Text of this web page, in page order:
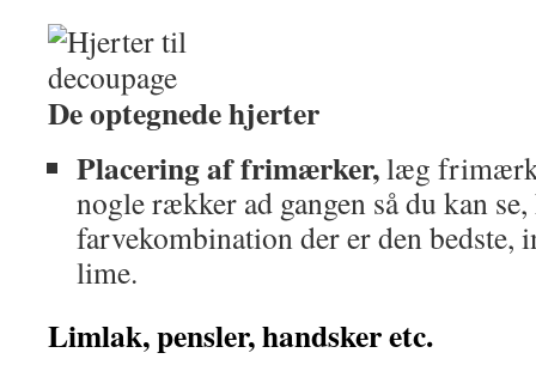
De optegnede hjerter
Placering af frimærker,læg
nogle rækker ad gangen så du kan
farvekombination der er den bedste,
lime.
Limlak, pensler, handsker etc.